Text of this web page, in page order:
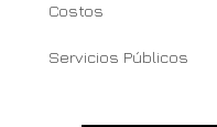
Costos
Servicios Públicos